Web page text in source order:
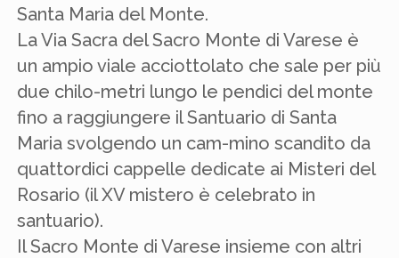
Santa Maria del Monte.
La Via Sacra del Sacro Monte di Varese è
un ampio viale acciottolato che sale per più
due chilo-metri lungo le pendici del monte
fino a raggiungere il Santuario di Santa
Maria svolgendo un cam-mino scandito da
quattordici cappelle dedicate ai Misteri del
Rosario (il XV mistero è celebrato in
santuario).
Il Sacro Monte di Varese insieme con altri